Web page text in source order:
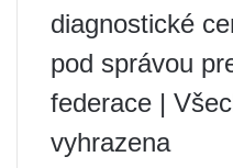
diagnostické
pod správou
federace |
vyhrazena